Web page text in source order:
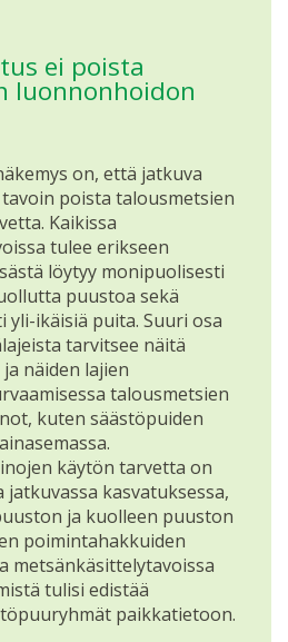
ei poista
luonnonhoidon
on, että jatkuva
poista talousmetsien
Kaikissa
tulee erikseen
löytyy monipuolisesti
puustoa sekä
yli-ikäisiä puita. Suuri osa
tarvitsee näitä
näiden lajien
talousmetsien
kuten säästöpuiden
käytön tarvetta on
kasvatuksessa,
ja kuolleen puuston
poimintahakkuiden
metsänkäsittelytavoissa
tulisi edistää
paikkatietoon.